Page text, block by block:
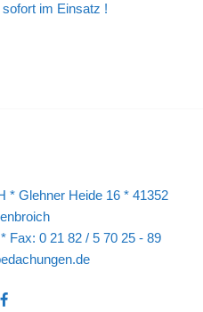
im Einsatz !
* Glehner Heide 16 * 41352
Fax: 0 21 82 / 5 70 25 - 89